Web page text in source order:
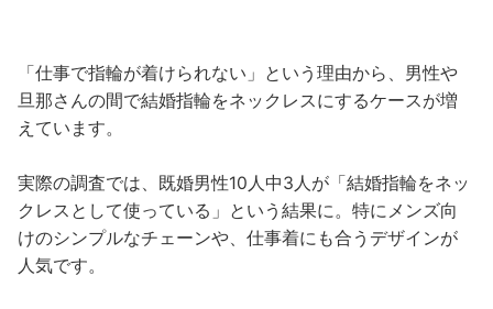
「仕事で指輪が着けられない」という理由から、男性や
旦那さんの間で結婚指輪をネックレスにするケースが増
えています。
実際の調査では、既婚男性10人中3人が「結婚指輪をネッ
クレスとして使っている」という結果に。特にメンズ向
けのシンプルなチェーンや、仕事着にも合うデザインが
人気です。